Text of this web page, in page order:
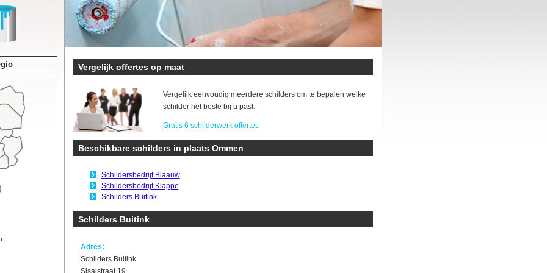
Vergelijk offertes op maat
Vergelijk eenvoudig meerdere schilders om te bepalen welke
schilder het beste bij u past.
Gratis 6 schilderwerk offertes
Beschikbare schilders in plaats Ommen
Schildersbedrijf Blaauw
Schildersbedrijf Klappe
Schilders Buitink
Schilders Buitink
Adres:
Schilders Buitink
Sisalstraat 19